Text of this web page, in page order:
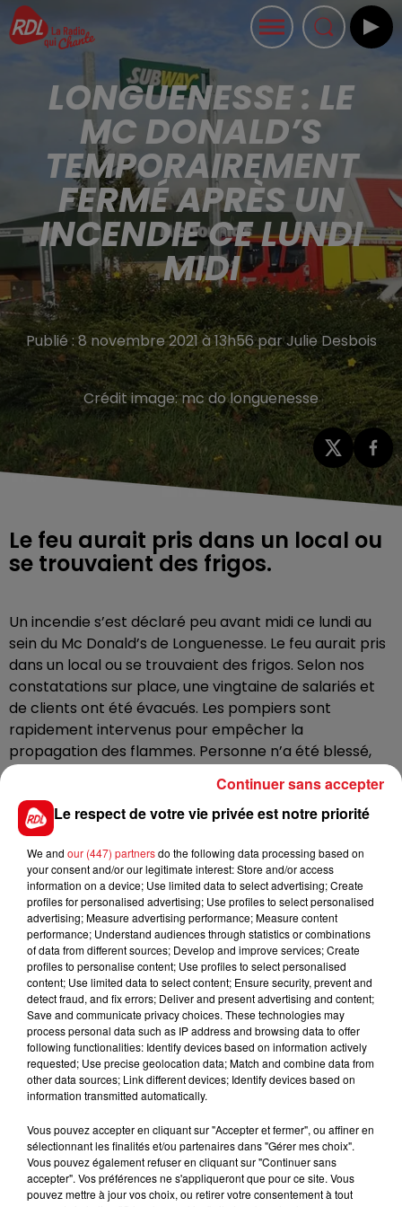
LONGUENESSE : LE
MC DONALD’S
TEMPORAIREMENT
FERMÉ APRÈS UN
INCENDIE CE LUNDI
MIDI
Publié : 8 novembre 2021 à 13h56 par Julie Desbois
Crédit image:mc do longuenesse
Le feu aurait pris dans un local ou
se trouvaient des frigos.
Un incendie s’est déclaré peu avant midi ce lundi au
sein du Mc Donald’s de Longuenesse. Le feu aurait pris
dans un local ou se trouvaient des frigos. Selon nos
constatations sur place, une vingtaine de salariés et
de clients ont été évacués. Les pompiers sont
rapidement intervenus pour empêcher la
propagation des flammes. Personne n’a été blessé,
selon les secours. On ignore encore quand
l’établissement pourra rouvrir.
FIL D'ACTUS
15 juillet 2026
BÉTHUNE: ENQUÊTE POUR HOMICIDE
VOLONTAIRE EN COURS, APRÈS LA...
à des prostituées
Le respect de votre vie privée est notre priorité
We and our (447) partnersdo the following data processing based on
your consent and/or our legitimate interest: Store and/or access
information on a device; Use limited data to select advertising; Create
profiles for personalised advertising; Use profiles to select personalised
advertising; Measure advertising performance; Measure content
performance; Understand audiences through statistics or combinations
of data from different sources; Develop and improve services; Create
profiles to personalise content; Use profiles to select personalised
content; Use limited data to select content; Ensure security, prevent and
detect fraud, and fix errors; Deliver and present advertising and content;
Save and communicate privacy choices. These technologies may
process personal data such as IP address and browsing data to offer
following functionalities: Identify devices based on information actively
requested; Use precise geolocation data; Match and combine data from
other data sources; Link different devices; Identify devices based on
information transmitted automatically.
Vous pouvez accepter en cliquant sur "Accepter et fermer", ou affiner en
sélectionnant les finalités et/ou partenaires dans "Gérer mes choix".
Vous pouvez également refuser en cliquant sur "Continuer sans
accepter". Vos préférences ne s'appliqueront que pour ce site. Vous
pouvez mettre à jour vos choix, ou retirer votre consentement à tout
Continuer sans accepter